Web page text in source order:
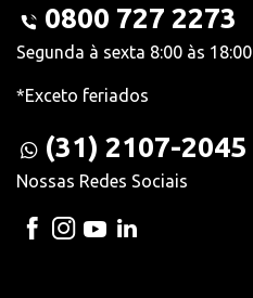
0800 727 2273
Segunda à sexta 8:00 às 18:00
*Exceto feriados
(31) 2107-2045
Nossas Redes Sociais